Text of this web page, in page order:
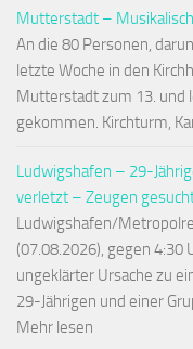
Mutterstadt –
An die 80 Personen,
letzte Woche in den
Mutterstadt zum 13. und
gekommen. Kirchturm,
Ludwigshafen – 29-
verletzt – Zeugen
Ludwigshafen/
(07.08.2026), gegen 4:30
ungeklärter Ursache zu
29-Jährigen und einer
Mehr lesen